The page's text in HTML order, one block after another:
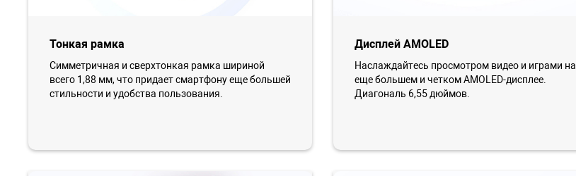
Тонкая рамка
Симметричная и сверхтонкая рамка шириной
всего 1,88 мм, что придает смартфону еще большей
стильности и удобства пользования.
Дисплей AMOLED
Наслаждайтесь просмотром видео и играми на
еще большем и четком AMOLED-дисплее.
Диагональ 6,55 дюймов.